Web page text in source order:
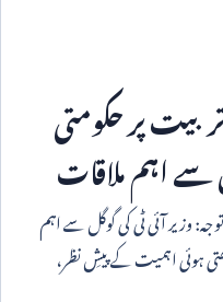
پر حکومتی
سے اہم ملاقات
وزیر آئی ٹی کی گوگل سے اہم
ہوئی اہمیت کے پیشِ نظر،